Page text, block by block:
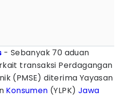
- Sebanyak 70 aduan
transaksi Perdagangan
(PMSE) diterima Yayasan
Konsumen (YLPK) Jawa